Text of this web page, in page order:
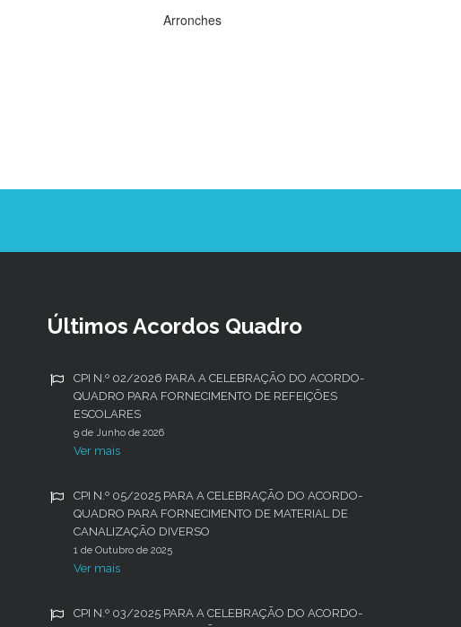
Arronches
Últimos Acordos Quadro
CPI N.º 02/2026 PARA A CELEBRAÇÃO DO ACORDO-
QUADRO PARA FORNECIMENTO DE REFEIÇÕES
ESCOLARES
9 de Junho de 2026
Ver mais
CPI N.º 05/2025 PARA A CELEBRAÇÃO DO ACORDO-
QUADRO PARA FORNECIMENTO DE MATERIAL DE
CANALIZAÇÃO DIVERSO
1 de Outubro de 2025
Ver mais
CPI N.º 03/2025 PARA A CELEBRAÇÃO DO ACORDO-